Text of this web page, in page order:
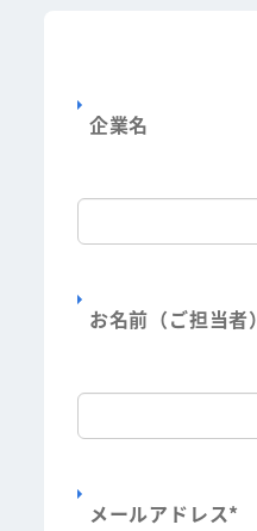
企業名
お名前（ご担当者）
メールアドレス*